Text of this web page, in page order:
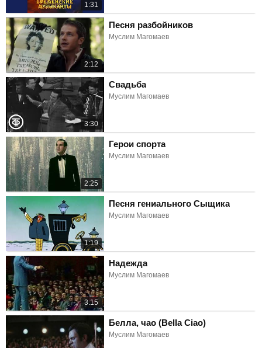
1:31
2:12
Песня разбойников
Муслим Магомаев
3:30
Свадьба
Муслим Магомаев
2:25
Герои спорта
Муслим Магомаев
1:19
Песня гениального Сыщика
Муслим Магомаев
3:15
Надежда
Муслим Магомаев
Белла, чао (Bella Ciao)
Муслим Магомаев